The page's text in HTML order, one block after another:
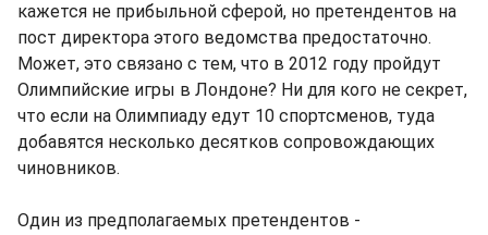
кажется не прибыльной сферой, но претендентов на
пост директора этого ведомства предостаточно.
Может, это связано с тем, что в 2012 году пройдут
Олимпийские игры в Лондоне? Ни для кого не секрет,
что если на Олимпиаду едут 10 спортсменов, туда
добавятся несколько десятков сопровождающих
чиновников.
Один из предполагаемых претендентов -